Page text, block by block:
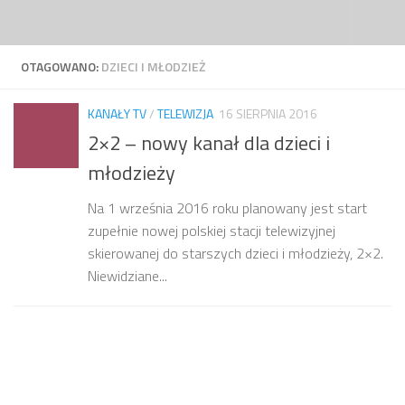
OTAGOWANO:DZIECI I MŁODZIEŻ
KANAŁY TV/TELEWIZJA 16 SIERPNIA 2016
2×2 – nowy kanał dla dzieci i
młodzieży
Na 1 września 2016 roku planowany jest start
zupełnie nowej polskiej stacji telewizyjnej
skierowanej do starszych dzieci i młodzieży, 2×2.
Niewidziane...